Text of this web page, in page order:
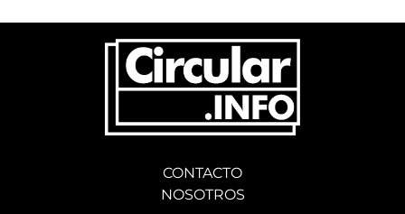
CONTACTO
NOSOTROS